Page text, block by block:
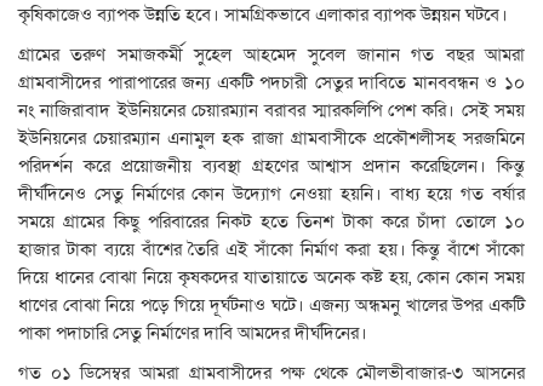
কৃষিকাজেও ব্যাপক উন্নতি হবে। সামগ্রিকভাবে এলাকার ব্যাপক উন্নয়ন ঘটবে।
গ্রামের তরুণ সমাজকর্মী সুহেল আহমেদ সুবেল জানান গত বছর আমরা
গ্রামবাসীদের পারাপারের জন্য একটি পদচারী সেতুর দাবিতে মানববন্ধন ও ১০
নং নাজিরাবাদ ইউনিয়নের চেয়ারম্যান বরাবর স্মারকলিপি পেশ করি। সেই সময়
ইউনিয়নের চেয়ারম্যান এনামুল হক রাজা গ্রামবাসীকে প্রকৌশলীসহ সরজমিনে
পরিদর্শন করে প্রয়োজনীয় ব্যবস্থা গ্রহণের আশ্বাস প্রদান করেছিলেন। কিন্তু
দীর্ঘদিনেও সেতু নির্মাণের কোন উদ্যোগ নেওয়া হয়নি। বাধ্য হয়ে গত বর্ষার
সময়ে গ্রামের কিছু পরিবারের নিকট হতে তিনশ টাকা করে চাঁদা তোলে ১০
হাজার টাকা ব্যয়ে বাঁশের তৈরি এই সাঁকো নির্মাণ করা হয়। কিন্তু বাঁশে সাঁকো
দিয়ে ধানের বোঝা নিয়ে কৃষকদের যাতায়াতে অনেক কষ্ট হয়, কোন কোন সময়
ধাণের বোঝা নিয়ে পড়ে গিয়ে দূর্ঘটনাও ঘটে। এজন্য অন্ধমনু খালের উপর একটি
পাকা পদাচারি সেতু নির্মাণের দাবি আমদের দীর্ঘদিনের।
গত ০১ ডিসেম্বর আমরা গ্রামবাসীদের পক্ষ থেকে মৌলভীবাজার-৩ আসনের